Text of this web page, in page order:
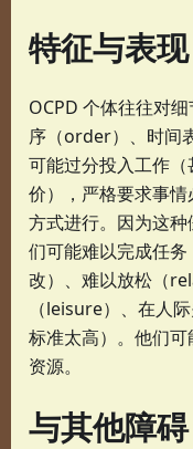
特征与表现
OCPD 个体往往对
序（order）、时间
可能过分投入工作
价），严格要求事情
方式进行。因为这
们可能难以完成任
改）、难以放松（
（leisure）、在人
标准太高）。他们
资源。
与其他障碍